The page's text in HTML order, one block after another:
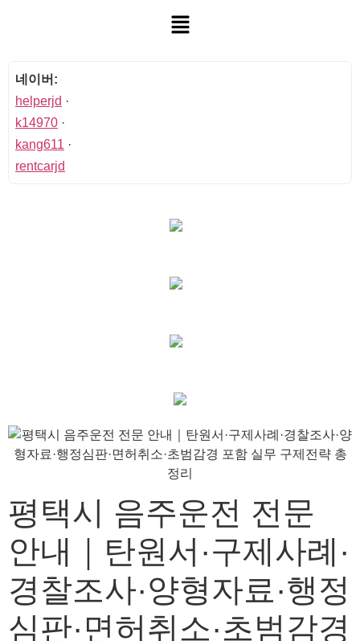
네이버:
helperjd ·
k14970 ·
kang611 ·
rentcarjd
평택시 음주운전 전문
안내｜탄원서·구제사례·
경찰조사·양형자료·행정
심판·면허취소·초범감경